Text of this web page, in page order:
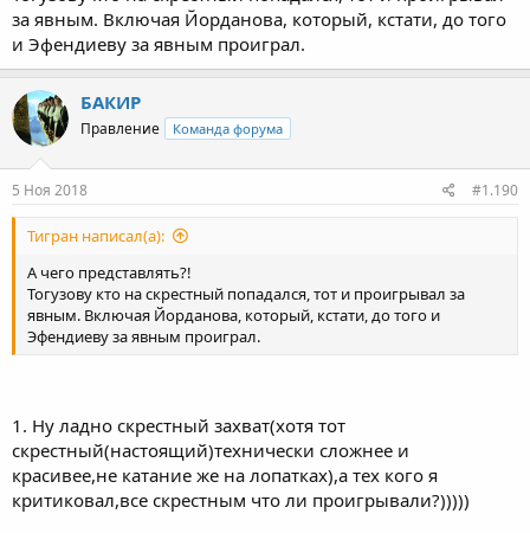
за явным. Включая Йорданова, который, кстати, до того
и Эфендиеву за явным проиграл.
БАКИР
Правление Команда форума
5 Ноя 2018 #1.190
Тигран написал(а):
А чего представлять?!
Тогузову кто на скрестный попадался, тот и проигрывал за
явным. Включая Йорданова, который, кстати, до того и
Эфендиеву за явным проиграл.
1. Ну ладно скрестный захват(хотя тот
скрестный(настоящий)технически сложнее и
красивее,не катание же на лопатках),а тех кого я
критиковал,все скрестным что ли проигрывали?)))))